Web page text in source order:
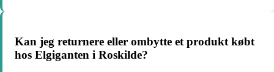
Kan jeg returnere eller ombytte et produkt købt
hos Elgiganten i Roskilde?